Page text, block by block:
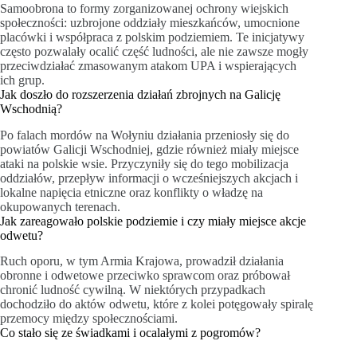
Samoobrona to formy zorganizowanej ochrony wiejskich
społeczności: uzbrojone oddziały mieszkańców, umocnione
placówki i współpraca z polskim podziemiem. Te inicjatywy
często pozwalały ocalić część ludności, ale nie zawsze mogły
przeciwdziałać zmasowanym atakom UPA i wspierających
ich grup.
Jak doszło do rozszerzenia działań zbrojnych na Galicję
Wschodnią?
Po falach mordów na Wołyniu działania przeniosły się do
powiatów Galicji Wschodniej, gdzie również miały miejsce
ataki na polskie wsie. Przyczyniły się do tego mobilizacja
oddziałów, przepływ informacji o wcześniejszych akcjach i
lokalne napięcia etniczne oraz konflikty o władzę na
okupowanych terenach.
Jak zareagowało polskie podziemie i czy miały miejsce akcje
odwetu?
Ruch oporu, w tym Armia Krajowa, prowadził działania
obronne i odwetowe przeciwko sprawcom oraz próbował
chronić ludność cywilną. W niektórych przypadkach
dochodziło do aktów odwetu, które z kolei potęgowały spiralę
przemocy między społecznościami.
Co stało się ze świadkami i ocalałymi z pogromów?